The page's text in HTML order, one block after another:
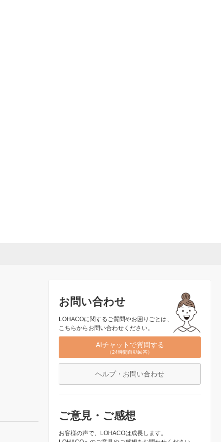
お問い合わせ
LOHACOに関するご質問やお困りごとは、
こちらからお問い合わせください。
AIチャットで質問する
（24時間自動回答）
ヘルプ・お問い合わせ
ご意見・ご感想
お客様の声で、LOHACOは成長します。